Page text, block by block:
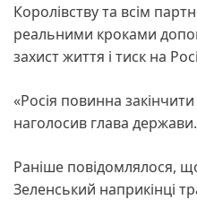
Королівству та всім
реальними кроками
захист життя і тиск на
«Росія повинна
наголосив глава держави.
Раніше повідомлялося,
Зеленський наприкінці